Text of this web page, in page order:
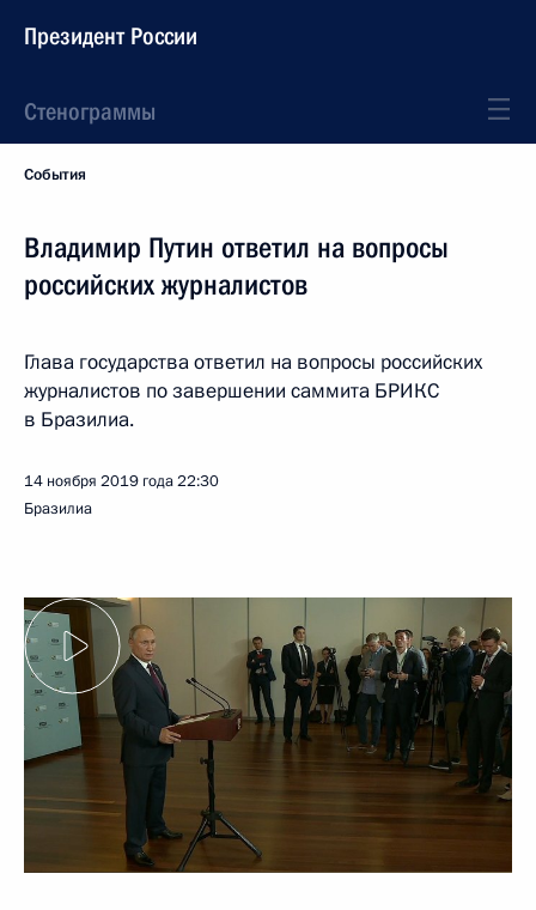
Президент России
Стенограммы
События
Владимир Путин ответил на вопросы
российских журналистов
Глава государства ответил на вопросы российских
журналистов по завершении саммита БРИКС
в Бразилиа.
14 ноября 2019 года22:30
Бразилиа